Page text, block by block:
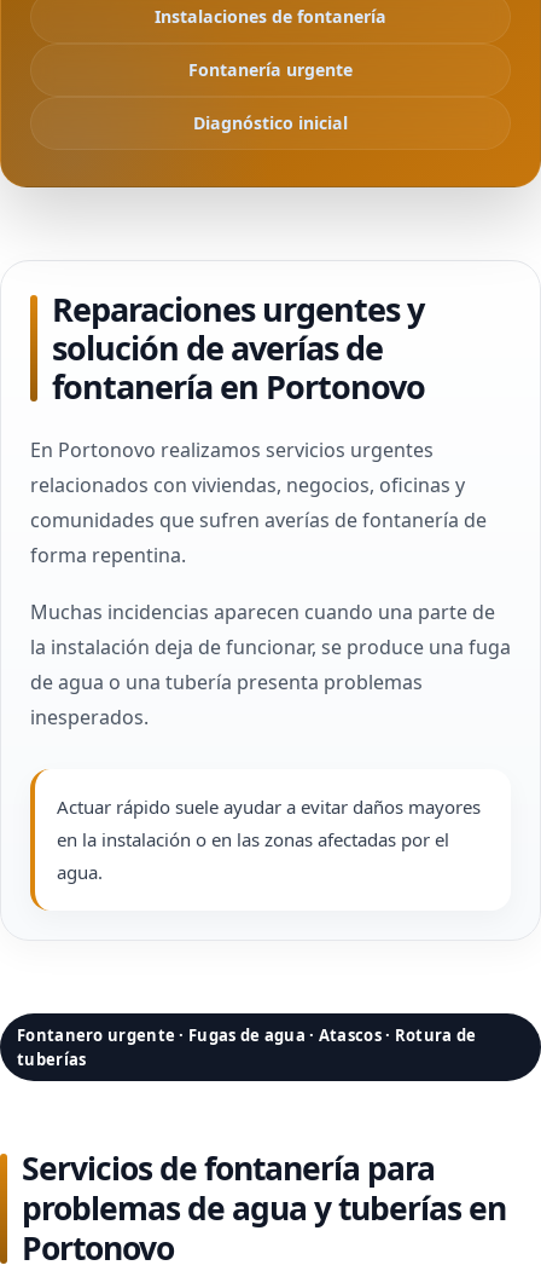
Instalaciones de fontanería
Fontanería urgente
Diagnóstico inicial
Reparaciones urgentes y
solución de averías de
fontanería en Portonovo
En Portonovo realizamos servicios urgentes
relacionados con viviendas, negocios, oficinas y
comunidades que sufren averías de fontanería de
forma repentina.
Muchas incidencias aparecen cuando una parte de
la instalación deja de funcionar, se produce una fuga
de agua o una tubería presenta problemas
inesperados.
Actuar rápido suele ayudar a evitar daños mayores
en la instalación o en las zonas afectadas por el
agua.
Fontanero urgente · Fugas de agua · Atascos · Rotura de
tuberías
Servicios de fontanería para
problemas de agua y tuberías en
Portonovo